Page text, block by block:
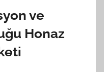
ve
Honaz